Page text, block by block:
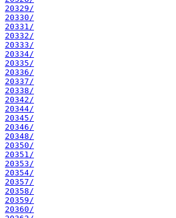
20329/
20330/
20331/
20332/
20333/
20334/
20335/
20336/
20337/
20338/
20342/
20344/
20345/
20346/
20348/
20350/
20351/
20353/
20354/
20357/
20358/
20359/
20360/